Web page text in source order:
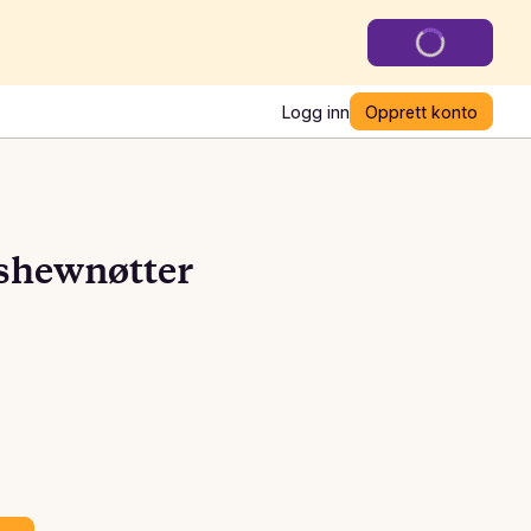
Logg inn Opprett konto